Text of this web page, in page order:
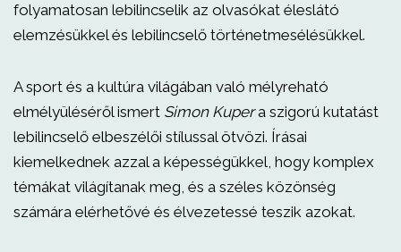
folyamatosan lebilincselik az olvasókat éleslátó
elemzésükkel és lebilincselő történetmesélésükkel.
A sport és a kultúra világában való mélyreható
elmélyüléséről ismert Simon Kupera szigorú kutatást
lebilincselő elbeszélői stílussal ötvözi. Írásai
kiemelkednek azzal a képességükkel, hogy komplex
témákat világítanak meg, és a széles közönség
számára elérhetővé és élvezetessé teszik azokat.